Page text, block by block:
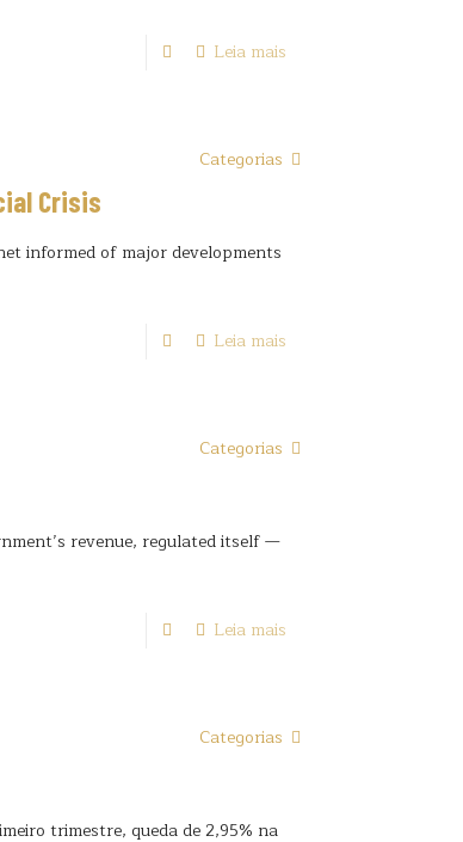
Leia mais
Categorias
Crisis
informed of major developments
Leia mais
Categorias
revenue, regulated itself —
Leia mais
Categorias
trimestre, queda de 2,95% na